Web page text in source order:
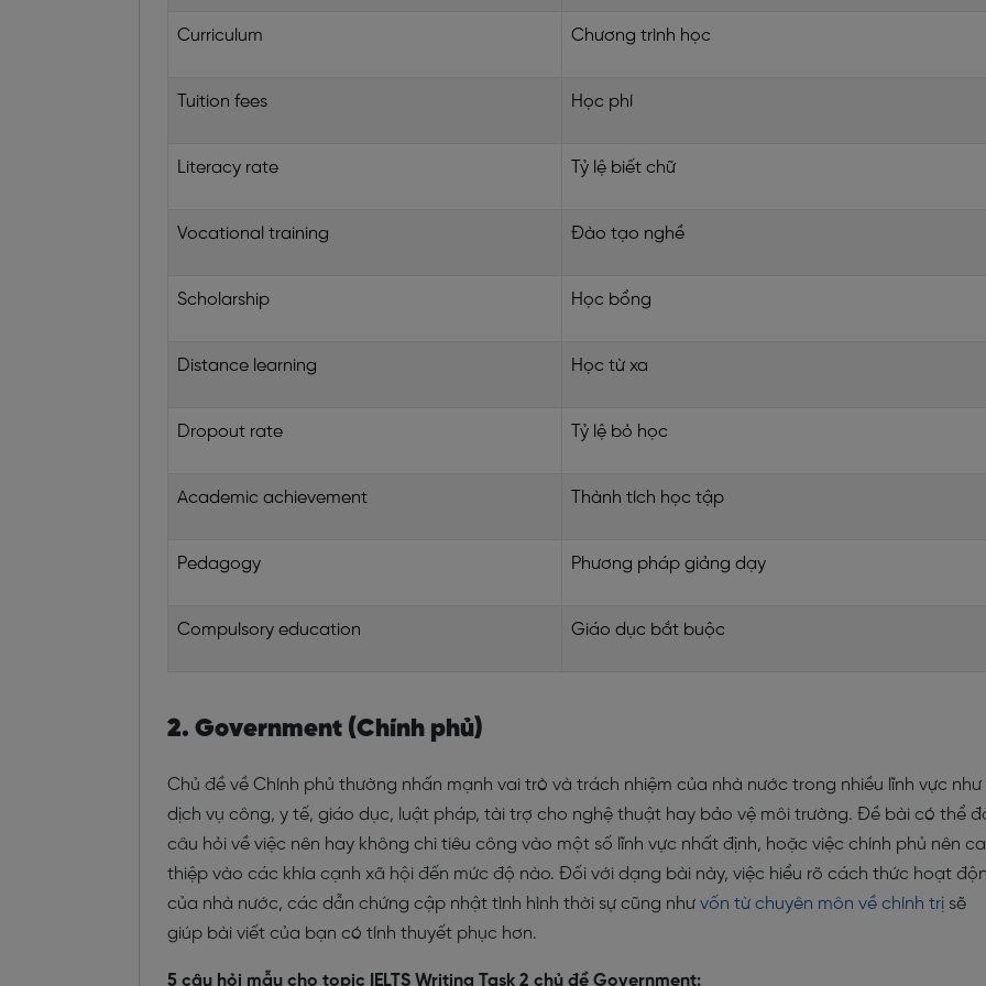
Curriculum Chương trình học
Tuition fees Học phí
Literacy rate Tỷ lệ biết chữ
Vocational training Đào tạo nghề
Scholarship Học bổng
Distance learning Học từ xa
Dropout rate Tỷ lệ bỏ học
Academic achievement Thành tích học tập
Pedagogy Phương pháp giảng dạy
Compulsory education Giáo dục bắt buộc
2. Government (Chính phủ)
Chủ đề về Chính phủ thường nhấn mạnh vai trò và trách nhiệm của nhà nước trong nhiều lĩnh vực như
dịch vụ công, y tế, giáo dục, luật pháp, tài trợ cho nghệ thuật hay bảo vệ môi trường. Đề bài có thể
câu hỏi về việc nên hay không chi tiêu công vào một số lĩnh vực nhất định, hoặc việc chính phủ nên
thiệp vào các khía cạnh xã hội đến mức độ nào. Đối với dạng bài này, việc hiểu rõ cách thức hoạt
của nhà nước, các dẫn chứng cập nhật tình hình thời sự cũng như vốn từ chuyên môn về chính trị sẽ
giúp bài viết của bạn có tính thuyết phục hơn.
5 câu hỏi mẫu cho topic IELTS Writing Task 2 chủ đề Government: